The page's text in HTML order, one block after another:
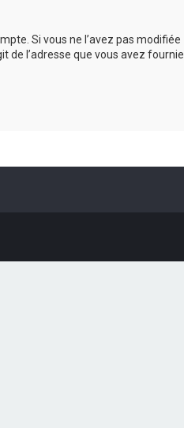
Si vous ne l’avez pas modifiée
de l’adresse que vous avez fournie